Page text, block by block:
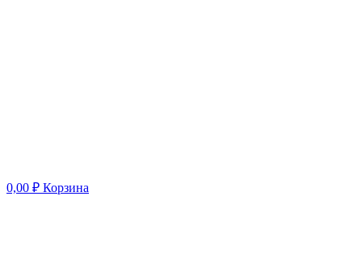
0,00 ₽ Корзина